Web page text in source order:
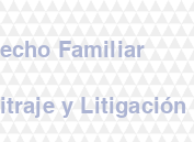
Familiar
y Litigación